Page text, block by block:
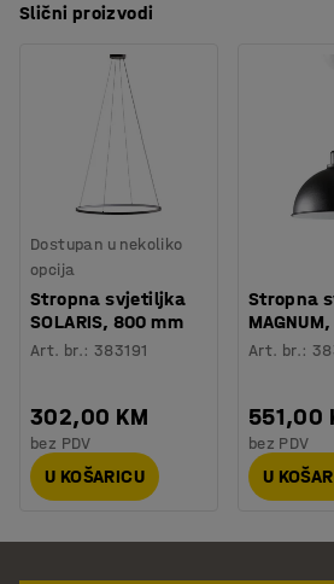
Slični proizvodi
Dostupan u nekoliko
opcija
Stropna svjetiljka
SOLARIS, 800 mm
Art. br.:383191
302,00 KM
bez PDV
U KOŠARICU
Stropna
Art. br.:
551,00
bez PDV
U